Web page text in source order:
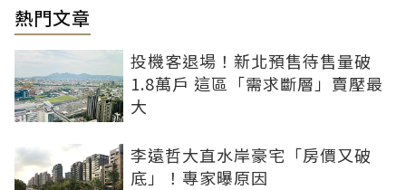
熱門文章
投機客退場！新北預售待售量破
1.8萬戶 這區「需求斷層」賣壓最
大
李遠哲大直水岸豪宅「房價又破
底」！專家曝原因